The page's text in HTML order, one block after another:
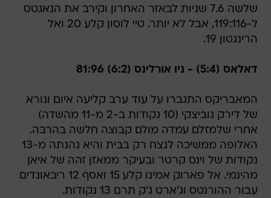
שלשה 7.6 שניות לבאזר האחרון וקירב את הנאגטס
ל-119:116, אבל לא יותר. טיי לוסון קלע 20 ואל
הרינגטון 19.
דאלאס (5:4) - ניו אורלינס (6:2) 81:96
המאבריקס התגברו על עוד ערב קליעה איום ונורא
של דירק נוביצקי (10 נקודות ב-2 מ-11 מהשדה)
אחרי שלמזלם עמדה מולם קבוצה חלשה בהרבה.
האלופה ממשיכה לנצח רק בבית והיא נהנתה מ-13
נקודות של וינס קרטר ובעיקר ממאזן זהה של איאן
מהינמי. אל פארוק אמינו קלע 15 ואסף 12 ריבאונדים
עבור ההורנטס וג'ארט ג'ק תרם 13 נקודות.